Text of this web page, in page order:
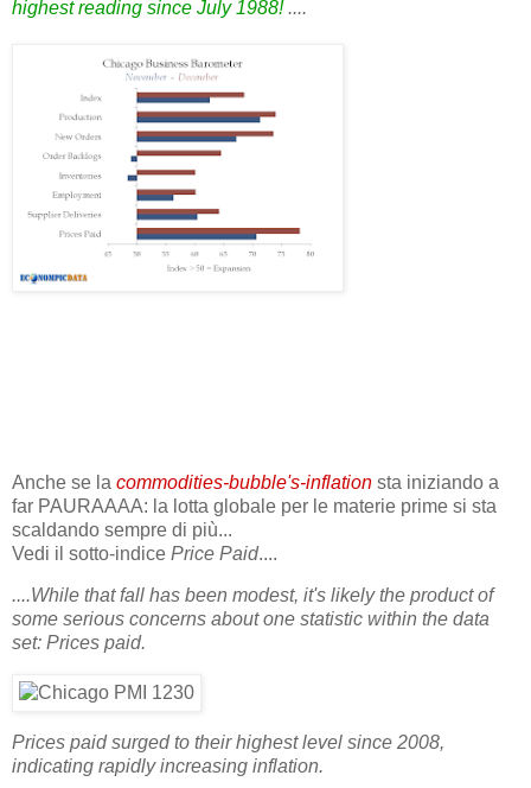
highest reading since July 1988! ....
Anche se la commodities-bubble's-inflation sta iniziando a
far PAURAAAA: la lotta globale per le materie prime si sta
scaldando sempre di più...
Vedi il sotto-indice Price Paid....
....While that fall has been modest, it's likely the product of
some serious concerns about one statistic within the data
set: Prices paid.
Prices paid surged to their highest level since 2008,
indicating rapidly increasing inflation.